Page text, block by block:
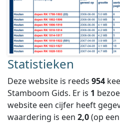
Statistieken
Deze website is reeds 954
Stamboom Gids. Er is 1
website een cijfer heeft
waardering is een 2,0(op